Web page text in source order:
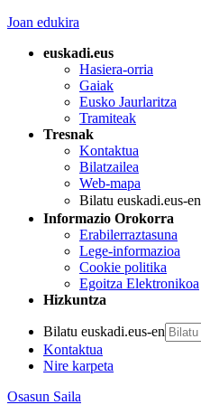
Joan edukira
euskadi.eus
Hasiera-orria
Gaiak
Eusko Jaurlaritza
Tramiteak
Tresnak
Kontaktua
Bilatzailea
Web-mapa
Bilatu euskadi.eus-en
Informazio Orokorra
Erabilerraztasuna
Lege-informazioa
Cookie politika
Egoitza Elektronikoa
Hizkuntza
Bilatu euskadi.eus-en
Kontaktua
Nire karpeta
Osasun Saila